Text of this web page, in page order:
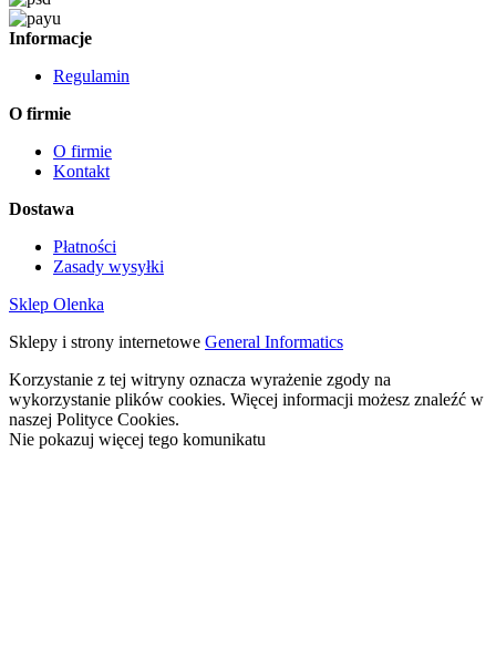
Informacje
Regulamin
O firmie
O firmie
Kontakt
Dostawa
Płatności
Zasady wysyłki
Sklep Olenka
Sklepy i strony internetowe General Informatics
Korzystanie z tej witryny oznacza wyrażenie zgody na
wykorzystanie plików cookies. Więcej informacji możesz znaleźć w
naszej Polityce Cookies.
Nie pokazuj więcej tego komunikatu